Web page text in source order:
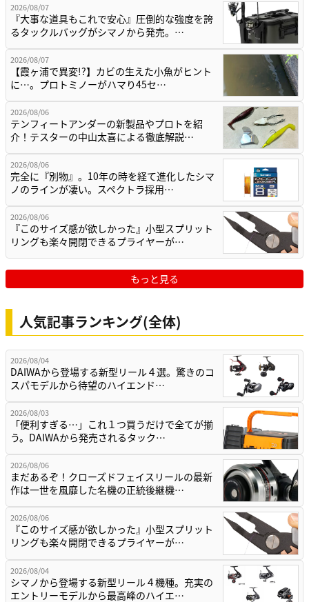
2026/08/07
『大事な道具もこれで安心』圧倒的な強度を誇
るタックルバッグがシマノから発売。…
2026/08/07
【霞ヶ浦で異変!?】カビの生えた小魚がヒント
に…。プロトミノーがハマり45セ…
2026/08/06
テンフィートアンダーの新製品やプロトを紹
介！テスターの中山太喜による徹底解説…
2026/08/06
完全に『別物』。10年の時を経て進化したシマ
ノのラインが凄い。スペクトラ採用…
2026/08/06
『このサイズ感が欲しかった』小型スプリット
リングも楽々開閉できるプライヤーが…
もっと見る
人気記事ランキング(全体)
2026/08/04
DAIWAから登場する新型リール４選。驚きのコ
スパモデルから待望のハイエンド…
2026/08/03
「便利すぎる…」これ１つ買うだけで全てが揃
う。DAIWAから発売されるタック…
2026/08/06
まだあるぞ！クローズドフェイスリールの最新
作は一世を風靡した名機の正統後継機…
2026/08/06
『このサイズ感が欲しかった』小型スプリット
リングも楽々開閉できるプライヤーが…
2026/08/04
シマノから登場する新型リール４機種。充実の
エントリーモデルから最高峰のハイエ…